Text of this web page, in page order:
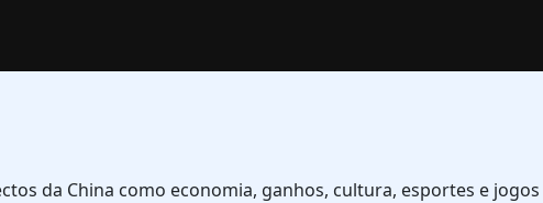
da China como economia, ganhos, cultura, esportes e jogos